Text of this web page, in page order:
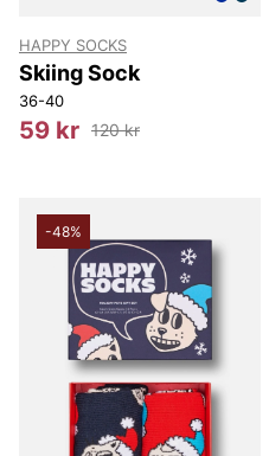
HAPPY SOCKS
Skiing Sock
36-40
59 kr 120 kr
-48%